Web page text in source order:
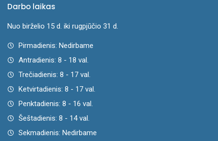
Darbo laikas
Nuo birželio 15 d. iki rugpjūčio 31 d.
Pirmadienis: Nedirbame
Antradienis: 8 - 18 val.
Trečiadienis: 8 - 17 val.
Ketvirtadienis: 8 - 17 val.
Penktadienis: 8 - 16 val.
Šeštadienis: 8 - 14 val.
Sekmadienis: Nedirbame